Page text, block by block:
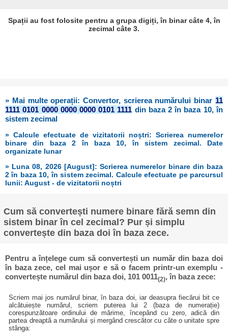
Spații au fost folosite pentru a grupa digiți, în binar câte 4, în
zecimal câte 3.
» Mai multe operații: Convertor, scrierea numărului binar 11
1111 0101 0000 0000 0000 0101 1111 din baza 2 în baza 10, în
sistem zecimal
» Calcule efectuate de vizitatorii noștri: Scrierea numerelor
binare din baza 2 în baza 10, în sistem zecimal. Date
organizate lunar
» Luna 08, 2026 [August]: Scrierea numerelor binare din baza
2 în baza 10, în sistem zecimal. Calcule efectuate pe parcursul
lunii: August - de vizitatorii noștri
Cum să convertești numere binare fără semn din
sistem binar în cel zecimal? Pur și simplu
convertește din baza doi în baza zece.
Pentru a înțelege cum să convertești un număr din baza doi
în baza zece, cel mai ușor e să o facem printr-un exemplu -
convertește numărul din baza doi, 101 0011(2), în baza zece:
Scriem mai jos numărul binar, în baza doi, iar deasupra fiecărui bit ce
alcătuiește numărul, scriem puterea lui 2 (baza de numerație)
corespunzătoare ordinului de mărime, începând cu zero, adică din
partea dreaptă a numărului și mergând crescător cu câte o unitate spre
stânga: